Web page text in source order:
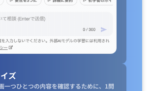
ズ
一つひとつの内容を確認するために、1問